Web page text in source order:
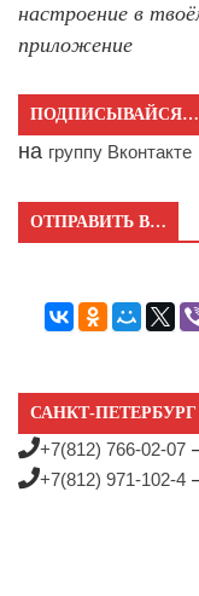
настроение в
приложение
ПОДПИСЫВАЙСЯ…
на группу Вконтакте
ОТПРАВИТЬ В…
САНКТ-ПЕТЕРБУРГ
+7(812) 766-02-07
+7(812) 971-102-4